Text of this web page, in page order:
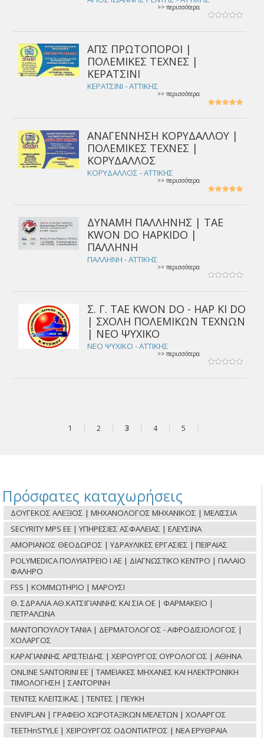
>> περισσότερα
ΑΠΣ ΠΡΩΤΟΠΟΡΟΙ |
ΠΟΛΕΜΙΚΕΣ ΤΕΧΝΕΣ |
ΚΕΡΑΤΣΙΝΙ
ΚΕΡΑΤΣΙΝΙ - ΑΤΤΙΚΗΣ
>> περισσότερα
ΑΝΑΓΕΝΝΗΣΗ ΚΟΡΥΔΑΛΛΟΥ |
ΠΟΛΕΜΙΚΕΣ ΤΕΧΝΕΣ |
ΚΟΡΥΔΑΛΛΟΣ
ΚΟΡΥΔΑΛΛΟΣ - ΑΤΤΙΚΗΣ
>> περισσότερα
ΔΥΝΑΜΗ ΠΑΛΛΗΝΗΣ | TAE
KWON DO HAPKIDO |
ΠΑΛΛΗΝΗ
ΠΑΛΛΗΝΗ - ΑΤΤΙΚΗΣ
>> περισσότερα
Σ. Γ. TAE KWOΝ DO - HAP KI DO
| ΣΧΟΛΗ ΠΟΛΕΜΙΚΩΝ ΤΕΧΝΩΝ
| ΝΕΟ ΨΥΧΙΚΟ
ΝΕΟ ΨΥΧΙΚΟ - ΑΤΤΙΚΗΣ
>> περισσότερα
1 2 3 4 5
Πρόσφατες καταχωρήσεις
ΔΟΥΓΕΚΟΣ ΑΛΕΞΙΟΣ | ΜΗΧΑΝΟΛΟΓΟΣ ΜΗΧΑΝΙΚΟΣ | ΜΕΛΙΣΣΙΑ
SECYRITY MPS ΕΕ | ΥΠΗΡΕΣΙΕΣ ΑΣΦΑΛΕΙΑΣ | ΕΛΕΥΣΙΝΑ
ΑΜΟΡΙΑΝΟΣ ΘΕΟΔΩΡΟΣ | ΥΔΡΑΥΛΙΚΕΣ ΕΡΓΑΣΙΕΣ | ΠΕΙΡΑΙΑΣ
POLYMEDICA ΠΟΛΥΪΑΤΡΕΙΟ Ι ΑΕ | ΔΙΑΓΝΩΣΤΙΚΟ ΚΕΝΤΡΟ | ΠΑΛΑΙΟ
ΦΑΛΗΡΟ
FSS | ΚΟΜΜΩΤΗΡΙΟ | ΜΑΡΟΥΣΙ
Θ. ΣΔΡΑΛΙΑ ΑΘ.ΚΑΤΣΙΓΙΑΝΝΗΣ ΚΑΙ ΣΙΑ ΟΕ | ΦΑΡΜΑΚΕΙΟ |
ΠΕΤΡΑΛΩΝΑ
ΜΑΝΤΟΠΟΥΛΟΥ ΤΑΝΙΑ | ΔΕΡΜΑΤΟΛΟΓΟΣ - ΑΦΡΟΔΙΣΙΟΛΟΓΟΣ |
ΧΟΛΑΡΓΟΣ
ΚΑΡΑΓΙΑΝΝΗΣ ΑΡΙΣΤΕΙΔΗΣ | ΧΕΙΡΟΥΡΓΟΣ ΟΥΡΟΛΟΓΟΣ | ΑΘΗΝΑ
ONLINE SANTORINI ΕΕ | ΤΑΜΕΙΑΚΕΣ ΜΗΧΑΝΕΣ ΚΑΙ ΗΛΕΚΤΡΟΝΙΚΗ
ΤΙΜΟΛΟΓΗΣΗ | ΣΑΝΤΟΡΙΝΗ
ΤΕΝΤΕΣ ΚΛΕΙΤΣΙΚΑΣ | ΤΕΝΤΕΣ | ΠΕΥΚΗ
ENVIPLAN | ΓΡΑΦΕΙΟ ΧΩΡΟΤΑΞΙΚΩΝ ΜΕΛΕΤΩΝ | ΧΟΛΑΡΓΟΣ
TEETHnSTYLE | ΧΕΙΡΟΥΡΓΟΣ ΟΔΟΝΤΙΑΤΡΟΣ | ΝΕΑ ΕΡΥΘΡΑΙΑ